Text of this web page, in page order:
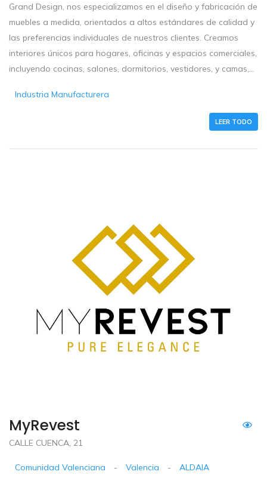
Grand Design, nos especializamos en el diseño y fabricación de
muebles a medida, orientados a altos estándares de calidad y
las preferencias individuales de nuestros clientes. Creamos
interiores únicos para hogares, oficinas y espacios comerciales,
incluyendo cocinas, salones, dormitorios, vestidores, y camas,...
Industria Manufacturera
LEER TODO
MyRevest
CALLE CUENCA, 21
Comunidad Valenciana - Valencia - ALDAIA